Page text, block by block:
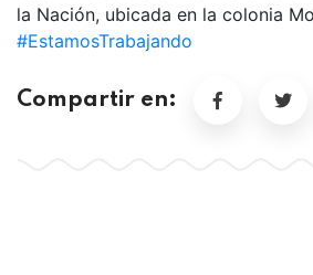
la Nación, ubicada en la colonia
#EstamosTrabajando
Compartir en: